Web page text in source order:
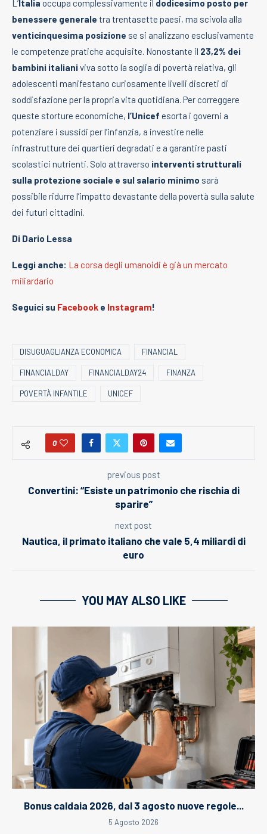
L’ Italia occupa complessivamente il dodicesimo posto per
benessere generale tra trentasette paesi, ma scivola alla
venticinquesima posizione se si analizzano esclusivamente
le competenze pratiche acquisite. Nonostante il 23,2% dei
bambini italianiviva sotto la soglia di povertà relativa, gli
adolescenti manifestano curiosamente livelli discreti di
soddisfazione per la propria vita quotidiana. Per correggere
queste storture economiche, l’Unicef esorta i governi a
potenziare i sussidi per l’infanzia, a investire nelle
infrastrutture dei quartieri degradati e a garantire pasti
scolastici nutrienti. Solo attraverso interventi strutturali
sulla protezione sociale e sul salario minimo sarà
possibile ridurre l’impatto devastante della povertà sulla salute
dei futuri cittadini.
Di Dario Lessa
Leggi anche: La corsa degli umanoidi è già un mercato
miliardario
Seguici su Facebook e Instagram!
DISUGUAGLIANZA ECONOMICA FINANCIAL
FINANCIALDAY FINANCIALDAY24 FINANZA
POVERTÀ INFANTILE UNICEF
0
previous post
Convertini: “Esiste un patrimonio che rischia di
sparire”
next post
Nautica, il primato italiano che vale 5,4 miliardi di
euro
YOU MAY ALSO LIKE
Bonus caldaia 2026, dal 3 agosto nuove regole...
5 Agosto 2026